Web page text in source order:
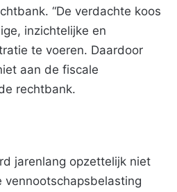
“De verdachte koos
inzichtelijke en
te voeren. Daardoor
aan de fiscale
rechtbank.
jarenlang opzettelijk niet